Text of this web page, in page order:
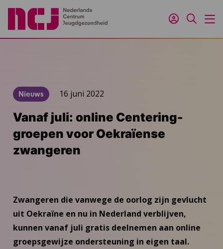
Inloggen
Zoeken
Nieuws 16 juni 2022
Vanaf juli: online Centering-
groepen voor Oekraïense
zwangeren
Zwangeren die vanwege de oorlog zijn gevlucht
uit Oekraïne en nu in Nederland verblijven,
kunnen vanaf juli gratis deelnemen aan online
groepsgewijze ondersteuning in eigen taal.